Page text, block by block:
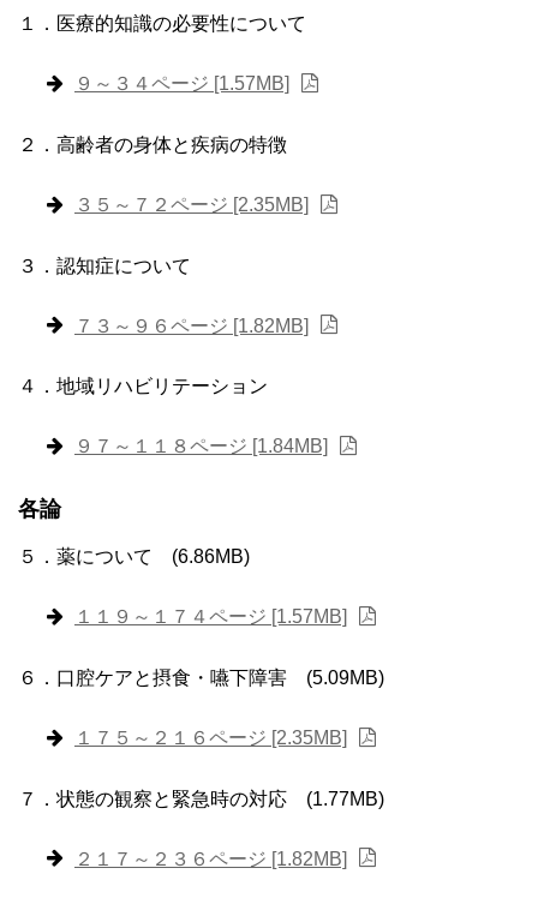
１．医療的知識の必要性について
９～３４ページ [1.57MB]
２．高齢者の身体と疾病の特徴
３５～７２ページ [2.35MB]
３．認知症について
７３～９６ページ [1.82MB]
４．地域リハビリテーション
９７～１１８ページ [1.84MB]
各論
５．薬について (6.86MB)
１１９～１７４ページ [1.57MB]
６．口腔ケアと摂食・嚥下障害 (5.09MB)
１７５～２１６ページ [2.35MB]
７．状態の観察と緊急時の対応 (1.77MB)
２１７～２３６ページ [1.82MB]